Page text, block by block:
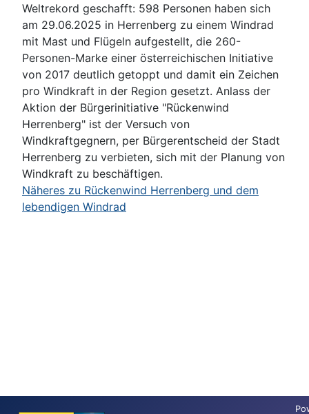
Weltrekord geschafft: 598 Personen haben sich
am 29.06.2025 in Herrenberg zu einem Windrad
mit Mast und Flügeln aufgestellt, die 260-
Personen-Marke einer österreichischen Initiative
von 2017 deutlich getoppt und damit ein Zeichen
pro Windkraft in der Region gesetzt. Anlass der
Aktion der Bürgerinitiative "Rückenwind
Herrenberg" ist der Versuch von
Windkraftgegnern, per Bürgerentscheid der Stadt
Herrenberg zu verbieten, sich mit der Planung von
Windkraft zu beschäftigen.
Näheres zu Rückenwind Herrenberg und dem
lebendigen Windrad